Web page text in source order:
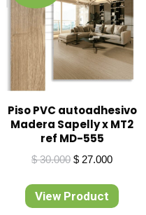
Piso PVC autoadhesivo
Madera Sapelly x MT2
ref MD-555
$30.000 El
original
era:
$ 27.000El
actual
es:
View Product